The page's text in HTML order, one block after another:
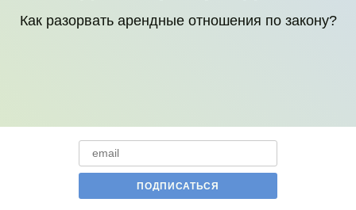
Как разорвать арендные отношения по закону?